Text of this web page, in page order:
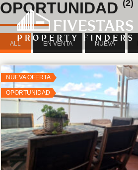
OPORTUNIDAD (2)
ALL EN VENTA NUEVA
NUEVA OFERTA
OPORTUNIDAD